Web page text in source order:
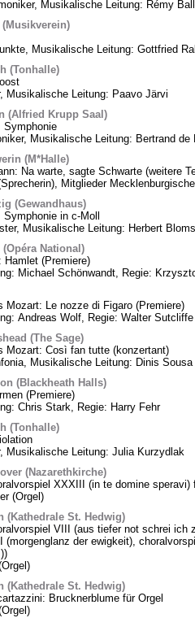
Musikalische Leitung: Rémy
(Musikverein)
Musikalische Leitung: Gottfried
(Tonhalle)
Musikalische Leitung: Paavo Järvi
(Alfried Krupp Saal)
Symphonie
Musikalische Leitung: Bertrand de
(M*Halle)
Na warte, sagte Schwarte (weitere
Mitglieder
(Gewandhaus)
in c-Moll
Musikalische Leitung: Herbert
(Opéra National)
(Premiere)
Michael Schönwandt, Regie:
Mozart: Le nozze di Figaro (Premiere)
Andreas Wolf, Regie: Walter Sutcliffe
(The Sage)
Mozart: Così fan tutte (konzertant)
Musikalische Leitung: Dinis Sousa
(Blackheath Halls)
(Premiere)
Chris Stark, Regie: Harry Fehr
(Tonhalle)
Musikalische Leitung: Julia Kurzydlak
(Nazarethkirche)
XXXIII (in te domine speravi)
(Orgel)
(Kathedrale St. Hedwig)
VIII (aus tiefer not schrei ich
(morgenglanz der ewigkeit),
(Kathedrale St. Hedwig)
Brucknerblume für Orgel